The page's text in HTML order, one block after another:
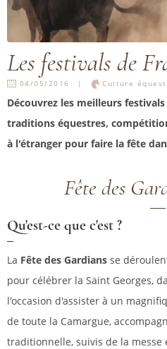
Les festivals de
04/05/2016 Culture
Découvrez les meilleurs
traditions équestres,
à l'étranger pour faire la fête
Fête des
Qu'est-ce que c'est ?
La Fête des Gardians se
pour célébrer la Saint Georges,
l'occasion d'assister à un
de toute la Camargue,
traditionnelle, suivis de la